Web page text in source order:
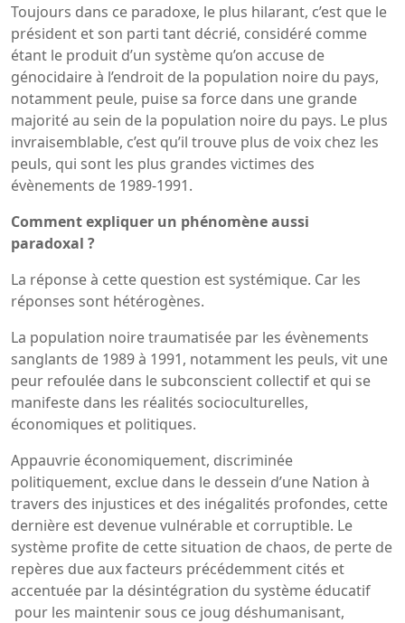
Toujours dans ce paradoxe, le plus hilarant, c’est que le
président et son parti tant décrié, considéré comme
étant le produit d’un système qu’on accuse de
génocidaire à l’endroit de la population noire du pays,
notamment peule, puise sa force dans une grande
majorité au sein de la population noire du pays. Le plus
invraisemblable, c’est qu’il trouve plus de voix chez les
peuls, qui sont les plus grandes victimes des
évènements de 1989-1991.
Comment expliquer un phénomène aussi
paradoxal ?
La réponse à cette question est systémique. Car les
réponses sont hétérogènes.
La population noire traumatisée par les évènements
sanglants de 1989 à 1991, notamment les peuls, vit une
peur refoulée dans le subconscient collectif et qui se
manifeste dans les réalités socioculturelles,
économiques et politiques.
Appauvrie économiquement, discriminée
politiquement, exclue dans le dessein d’une Nation à
travers des injustices et des inégalités profondes, cette
dernière est devenue vulnérable et corruptible. Le
système profite de cette situation de chaos, de perte de
repères due aux facteurs précédemment cités et
accentuée par la désintégration du système éducatif
pour les maintenir sous ce joug déshumanisant,